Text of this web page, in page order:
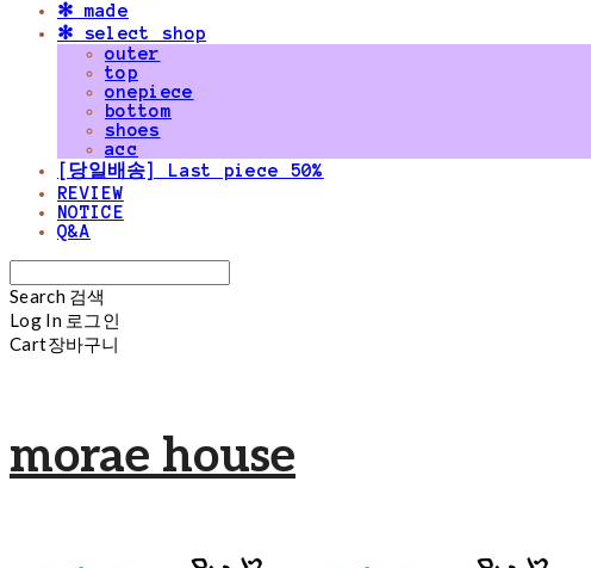
✻ made
✻ select shop
outer
top
onepiece
bottom
shoes
acc
[당일배송] Last piece 50%
REVIEW
NOTICE
Q&A
Search 검색
Log In 로그인
Cart장바구니
morae house